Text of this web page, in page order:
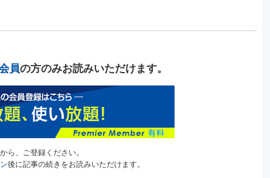
員の方のみお読みいただけます。
から、ご登録ください。
後に記事の続きをお読みいただけます。